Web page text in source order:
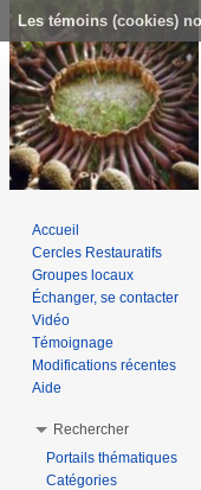
Les témoins (cookies)
Accueil
Cercles Restauratifs
Groupes locaux
Échanger, se contacter
Vidéo
Témoignage
Modifications récentes
Aide
Rechercher
Portails thématiques
Catégories